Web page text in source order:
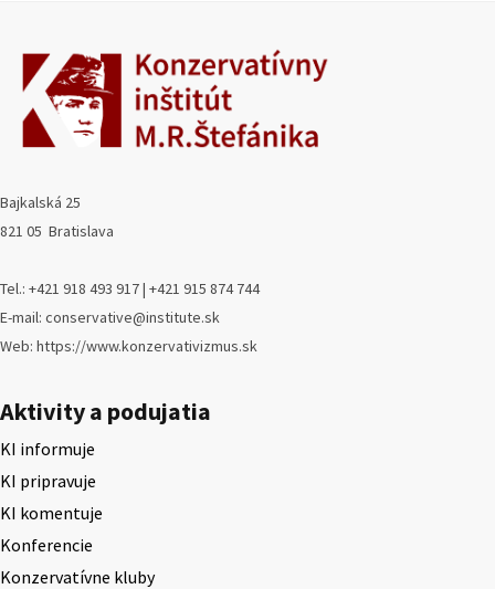
Bajkalská 25
821 05 Bratislava
Tel.: +421 918 493 917 | +421 915 874 744
E-mail: conservative@institute.sk
Web: https://www.konzervativizmus.sk
Aktivity a podujatia
KI informuje
KI pripravuje
KI komentuje
Konferencie
Konzervatívne kluby